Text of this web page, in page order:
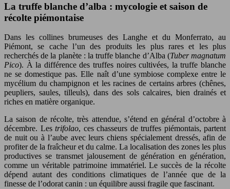
La truffe blanche d’alba : mycologie et saison de
récolte piémontaise
Dans les collines brumeuses des Langhe et du Monferrato, au
Piémont, se cache l’un des produits les plus rares et les plus
recherchés de la planète : la truffe blanche d’Alba (Tuber magnatum
Pico). À la différence des truffes noires cultivées, la truffe blanche
ne se domestique pas. Elle naît d’une symbiose complexe entre le
mycélium du champignon et les racines de certains arbres (chênes,
peupliers, saules, tilleuls), dans des sols calcaires, bien drainés et
riches en matière organique.
La saison de récolte, très attendue, s’étend en général d’octobre à
décembre. Les trifolao, ces chasseurs de truffes piémontais, partent
de nuit ou à l’aube avec leurs chiens spécialement dressés, afin de
profiter de la fraîcheur et du calme. La localisation des zones les plus
productives se transmet jalousement de génération en génération,
comme un véritable patrimoine immatériel. Le succès de la récolte
dépend autant des conditions climatiques de l’année que de la
finesse de l’odorat canin : un équilibre aussi fragile que fascinant.